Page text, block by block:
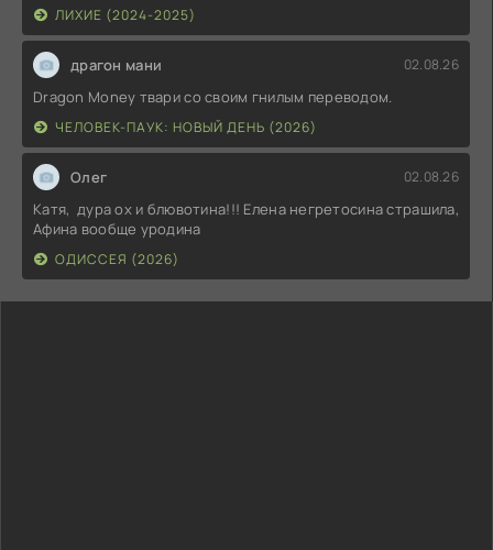
ЛИХИЕ (2024-2025)
драгон мани 02.08.26
Dragon Money твари со своим гнилым переводом.
ЧЕЛОВЕК-ПАУК: НОВЫЙ ДЕНЬ (2026)
Олег 02.08.26
Катя, дура ох и блювотина!!! Елена негретосина страшила,
Афина вообще уродина
ОДИССЕЯ (2026)